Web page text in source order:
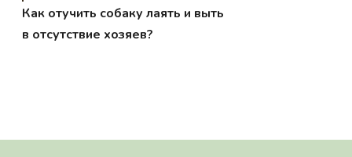
Как отучить собаку лаять и выть
в отсутствие хозяев?